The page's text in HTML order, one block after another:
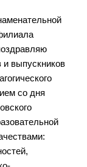
и выпускников
со дня